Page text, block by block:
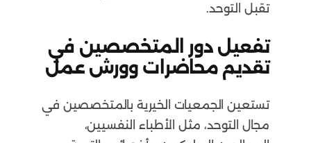
تقبل التوحد.
تفعيل دور المتخصصين في
تقديم محاضرات وورش عمل
تستعين الجمعيات الخيرية بالمتخصصين في
مجال التوحد، مثل الأطباء النفسيين،